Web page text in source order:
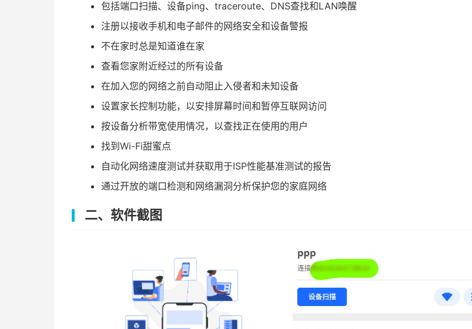
包括端口扫描、设备ping、traceroute、DNS查找和LAN唤醒
注册以接收手机和电子邮件的网络安全和设备警报
不在家时总是知道谁在家
查看您家附近经过的所有设备
在加入您的网络之前自动阻止入侵者和未知设备
设置家长控制功能，以安排屏幕时间和暂停互联网访问
按设备分析带宽使用情况，以查找正在使用的用户
找到Wi-Fi甜蜜点
自动化网络速度测试并获取用于ISP性能基准测试的报告
通过开放的端口检测和网络漏洞分析保护您的家庭网络
二、软件截图